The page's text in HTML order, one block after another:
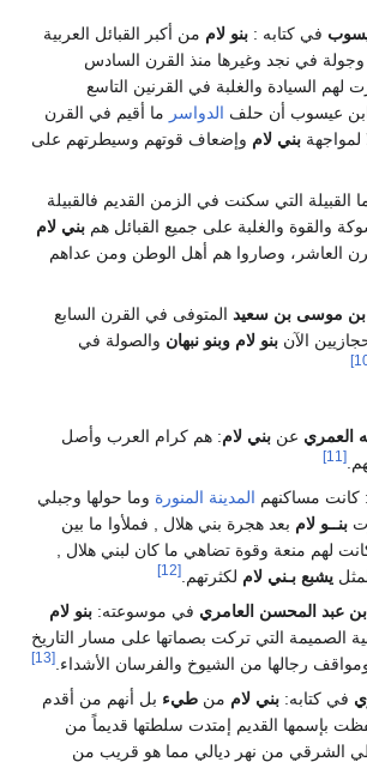
في كتابه :بنو لام من أكبر القبائل العربية
في نجد وغيرها منذ القرن السادس
السيادة والغلبة في القرنين التاسع
ابن عيسوب أن حلف الدواسر ما أقيم في القرن
لمواجهةبني لام وإضعاف قوتهم وسيطرتهم على
القبيلة التي سكنت في الزمن القديم فالقبيلة
والقوة والغلبة على جميع القبائل همبني لام
العاشر، وصاروا هم أهل الوطن ومن عداهم
بن موسى بن سعيد المتوفى في القرن السابع
الآنبنو لام وبنو نبهان والصولة في
العمري عنبني لام: هم كرام العرب وأصل
[11]
: كانت مساكنهم المدينة المنورة وما حولها وجبلي
بنــو لام بعد هجرة بني هلال , فملأوا ما بين
لهم منعة وقوة تضاهي ما كان لبني هلال ,
يشبع بـني لام لكثرتهم.[12]
عبد المحسن العامري في موسوعته:بنو لام
الصميمة التي تركت بصماتها على مسار التاريخ
رجالها من الشيوخ والفرسان الأشداء.[13]
في كتابه:بني لام منطيء بل أنهم من أقدم
بإسمها القديم إمتدت سلطتها قديماً من
الشرقي من نهر ديالي مما هو قريب من